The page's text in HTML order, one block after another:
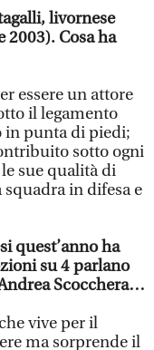
livornese
2003). Cosa ha
essere un attore
il legamento
in punta di piedi;
sotto ogni
sue qualità di
in difesa e
quest’anno ha
su 4 parlano
Scocchera…
vive per il
ma sorprende il